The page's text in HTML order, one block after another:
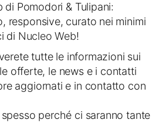
di Pomodori & Tulipani:
responsive, curato nei minimi
di Nucleo Web!
tutte le informazioni sui
offerte, le news e i contatti
aggiornati e in contatto con
perché ci saranno tante